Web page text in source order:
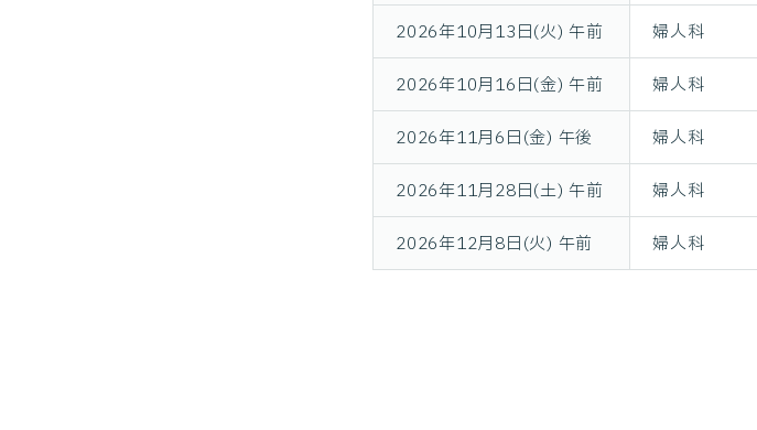
2026年10月13日(火) 午前 婦人科
2026年10月16日(金) 午前 婦人科
2026年11月6日(金) 午後 婦人科
2026年11月28日(土) 午前 婦人科
2026年12月8日(火) 午前 婦人科